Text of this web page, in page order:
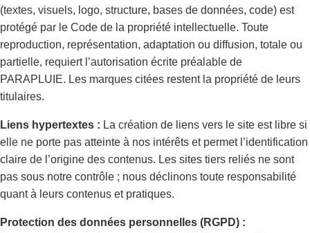
(textes, visuels, logo, structure, bases de données, code) est
protégé par le Code de la propriété intellectuelle. Toute
reproduction, représentation, adaptation ou diffusion, totale ou
partielle, requiert l’autorisation écrite préalable de
PARAPLUIE. Les marques citées restent la propriété de leurs
titulaires.
Liens hypertextes : La création de liens vers le site est libre si
elle ne porte pas atteinte à nos intérêts et permet l’identification
claire de l’origine des contenus. Les sites tiers reliés ne sont
pas sous notre contrôle ; nous déclinons toute responsabilité
quant à leurs contenus et pratiques.
Protection des données personnelles (RGPD) :